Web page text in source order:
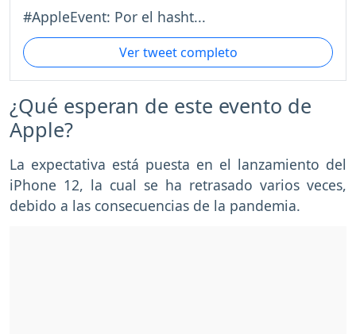
#AppleEvent: Por el hasht...
Ver tweet completo
¿Qué esperan de este evento de
Apple?
La expectativa está puesta en el lanzamiento del
iPhone 12, la cual se ha retrasado varios veces,
debido a las consecuencias de la pandemia.